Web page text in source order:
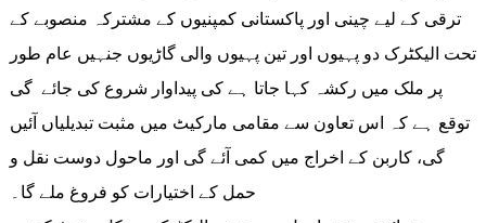
ترقی کے لیے چینی اور پاکستانی کمپنیوں کے مشترکہ منصوبے کے
تحت الیکٹرک دو پہیوں اور تین پہیوں والی گاڑیوں جنہیں عام طور
پر ملک میں رکشہ کہا جاتا ہے کی پیداوار شروع کی جائے گی
توقع ہے کہ اس تعاون سے مقامی مارکیٹ میں مثبت تبدیلیاں آئیں
گی، کاربن کے اخراج میں کمی آئے گی اور ماحول دوست نقل و
حمل کے اختیارات کو فروغ ملے گا۔